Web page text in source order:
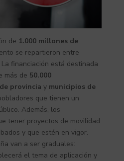
de 1.000 millones de
se repartieron entre
financiación está destinada
más de 50.000
provincia ymunicipios de
que tienen un
Además, los
tener proyectos de movilidad
y que estén en vigor.
van a ser graduales:
el tema de aplicación y